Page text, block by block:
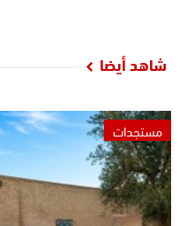
شاهد أيضا
مستجدات